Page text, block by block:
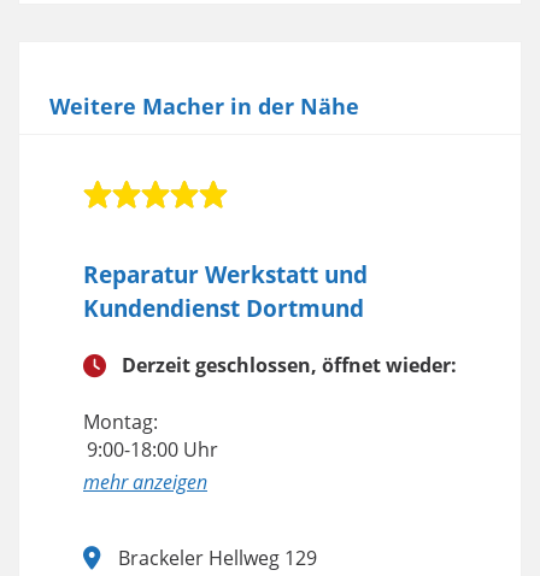
Weitere Macher in der Nähe
Reparatur Werkstatt und
Kundendienst Dortmund
Derzeit geschlossen, öffnet wieder:
Montag:
9:00-18:00 Uhr
anzeigen
Brackeler Hellweg 129